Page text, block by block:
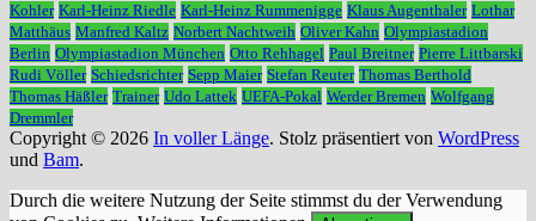
Kohler Karl-Heinz Riedle Karl-Heinz Rummenigge Klaus Augenthaler Lothar
Matthäus Manfred Kaltz Norbert Nachtweih Oliver Kahn Olympiastadion
Berlin Olympiastadion München Otto Rehhagel Paul Breitner Pierre Littbarski
Rudi Völler Schiedsrichter Sepp Maier Stefan Reuter Thomas Berthold
Thomas Häßler Trainer Udo Lattek UEFA-Pokal Werder Bremen Wolfgang
Dremmler
Copyright © 2026 In voller Länge. Stolz präsentiert von WordPress
und Bam.
Durch die weitere Nutzung der Seite stimmst du der Verwendung